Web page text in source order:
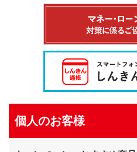
個人のお客様